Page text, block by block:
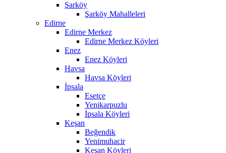
Şarköy
Şarköy Mahalleleri
Edirne
Edirne Merkez
Edirne Merkez Köyleri
Enez
Enez Köyleri
Havsa
Havsa Köyleri
İpsala
Esetçe
Yenikarpuzlu
İpsala Köyleri
Keşan
Beğendik
Yenimuhacir
Keşan Köyleri